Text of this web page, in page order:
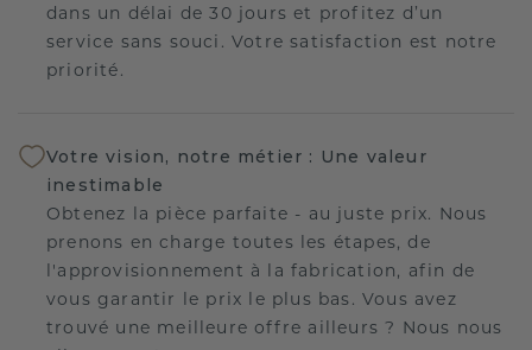
dans un délai de 30 jours et profitez d’un
service sans souci. Votre satisfaction est notre
priorité.
Votre vision, notre métier : Une valeur
inestimable
Obtenez la pièce parfaite - au juste prix. Nous
prenons en charge toutes les étapes, de
l'approvisionnement à la fabrication, afin de
vous garantir le prix le plus bas. Vous avez
trouvé une meilleure offre ailleurs ? Nous nous